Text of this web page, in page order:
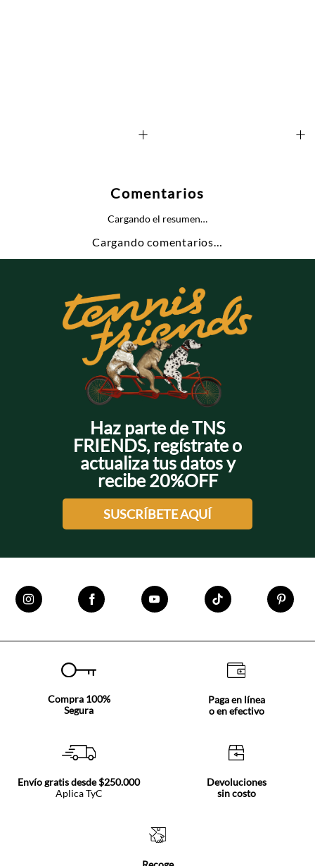
+ +
Comentarios
Cargando el resumen…
Cargando comentarios…
Haz parte de TNS
FRIENDS, regístrate o
actualiza tus datos y
recibe 20%OFF
SUSCRÍBETE AQUÍ
Compra 100%
Segura
Paga en línea
o en efectivo
Envío gratis desde $250.000
Aplica TyC
Devoluciones
sin costo